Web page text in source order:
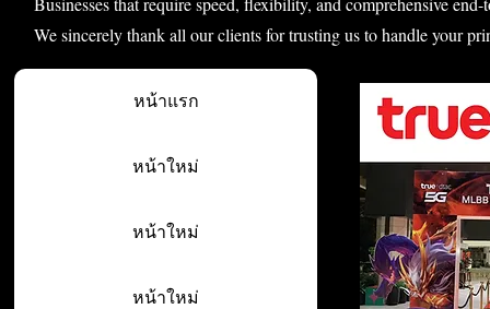
We sincerely thank all our clients for trusting us to handle your
หน้าแรก
หน้าใหม่
หน้าใหม่
หน้าใหม่